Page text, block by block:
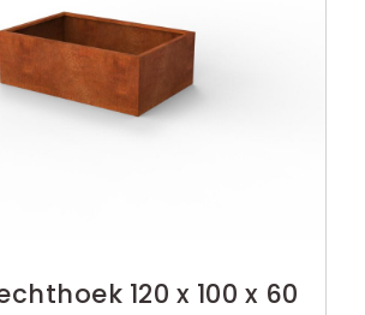
120 x 100 x 60